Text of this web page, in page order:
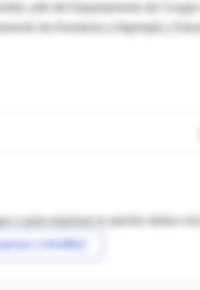
jefe del Departamento de
de Anestesia y Algología y
o para expresar tu opinión debes
a IntraMed